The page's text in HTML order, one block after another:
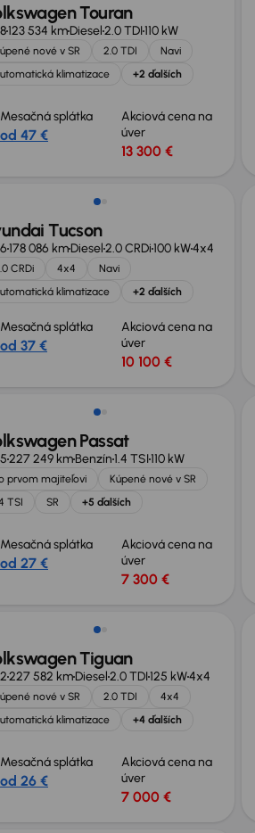
Touran
123 534 kmDiesel2.0 TDI110 kW
nové v SR 2.0 TDI
Navi
klimatizace
+2 ďalších
Mesačná splátka
od 47 €
Akciová cena na
úver
13 300 €
Tucson
178 086 kmDiesel2.0 CRDi100 kW4x4
CRDi 4x4
Navi
klimatizace
+2 ďalších
Mesačná splátka
od 37 €
Akciová cena na
úver
10 100 €
Passat
227 249 kmBenzín1.4 TSI110 kW
prvom majiteľovi
Kúpené nové v SR
TSI
SR +5 ďalších
Mesačná splátka
od 27 €
Akciová cena na
úver
7 300 €
Tiguan
227 582 kmDiesel2.0 TDI125 kW4x4
nové v SR 2.0 TDI
4x4
klimatizace
+4 ďalších
Mesačná splátka
od 26 €
Akciová cena na
úver
7 000 €